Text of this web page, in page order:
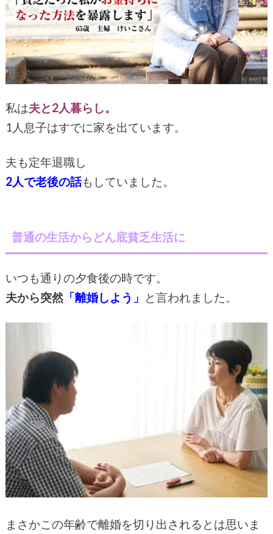
私は夫と2人暮らし。
1人息子はすでに家を出ています。
夫も定年退職し
2人で老後の話もしていました。
普通の生活からどん底貧乏生活に
いつも通りの夕食後の時です。
夫から突然「離婚しよう」 と言われました。
まさかこの年齢で離婚を切り出されるとは思いま